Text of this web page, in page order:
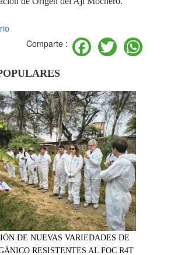
Comparte :
Facebook
Twitter
DE NUEVAS VARIEDADES DE
RESISTENTES AL FOC R4T